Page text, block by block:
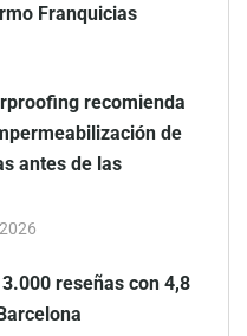
Franquicias
recomienda
de
antes de las
reseñas con 4,8